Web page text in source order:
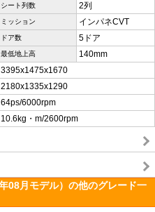
シート列数 2列
ミッション インパネCVT
ドア数 5ドア
最低地上高 140mm
3395x1475x1670
2180x1335x1290
64ps/6000rpm
10.6kg・m/2600rpm
08月モデル）の他のグレード一